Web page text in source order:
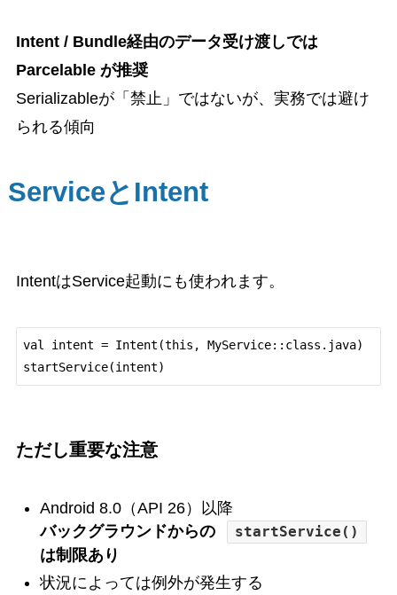
Intent / Bundle経由のデータ受け渡しでは
Parcelable が推奨
Serializableが「禁止」ではないが、実務では避け
られる傾向
ServiceとIntent
IntentはService起動にも使われます。
val intent = Intent(this, MyService::class.java)
ただし重要な注意
Android 8.0（API 26）以降
バックグラウンドからの
startService()
は制限あり
状況によっては例外が発生する